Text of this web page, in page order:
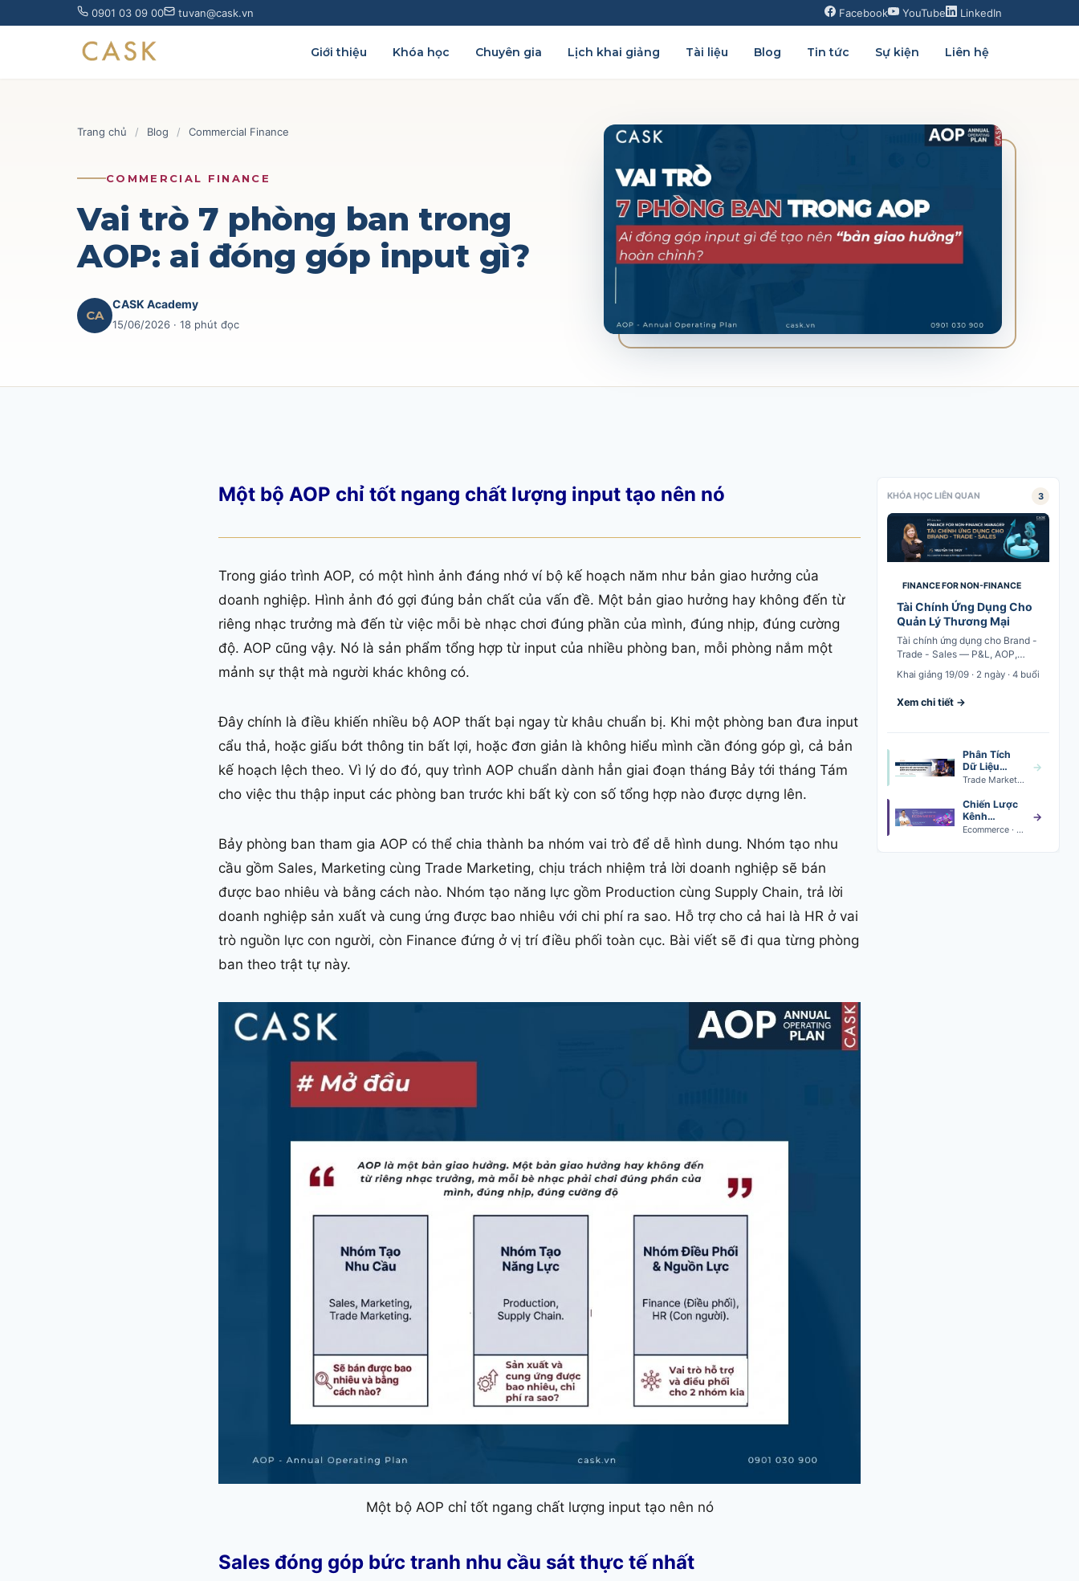
0901 03 09 00 tuvan@cask.vn Facebook YouTube LinkedIn
Giới thiệu Khóa học Chuyên gia Lịch khai giảng Tài liệu Blog Tin tức Sự kiện Liên hệ
Trang chủ / Blog / Commercial Finance
COMMERCIAL FINANCE
Vai trò 7 phòng ban trong
AOP: ai đóng góp input gì?
CA
CASK Academy
15/06/2026 · 18 phút đọc
KHÓA HỌC LIÊN QUAN 3
FINANCE FOR NON-FINANCE
Tài Chính Ứng Dụng Cho
Quản Lý Thương Mại
Tài chính ứng dụng cho Brand -
Trade - Sales — P&L, AOP,
New Product Launch Analysis
Khai giảng 19/09 · 2 ngày · 4 buổi
Xem chi tiết →
Phân Tích
Dữ Liệu
Trade
Trade Marketing Data Analytics · Khai giảng 24/08
→
Chiến Lược
Kênh
Thương MạiEcommerce · Khai giảng 24/08
→
Một bộ AOP chỉ tốt ngang chất lượng input tạo nên nó
Trong giáo trình AOP, có một hình ảnh đáng nhớ ví bộ kế hoạch năm như bản giao hưởng của
doanh nghiệp. Hình ảnh đó gợi đúng bản chất của vấn đề. Một bản giao hưởng hay không đến từ
riêng nhạc trưởng mà đến từ việc mỗi bè nhạc chơi đúng phần của mình, đúng nhịp, đúng cường
độ. AOP cũng vậy. Nó là sản phẩm tổng hợp từ input của nhiều phòng ban, mỗi phòng nắm một
mảnh sự thật mà người khác không có.
Đây chính là điều khiến nhiều bộ AOP thất bại ngay từ khâu chuẩn bị. Khi một phòng ban đưa input
cẩu thả, hoặc giấu bớt thông tin bất lợi, hoặc đơn giản là không hiểu mình cần đóng góp gì, cả bản
kế hoạch lệch theo. Vì lý do đó, quy trình AOP chuẩn dành hẳn giai đoạn tháng Bảy tới tháng Tám
cho việc thu thập input các phòng ban trước khi bất kỳ con số tổng hợp nào được dựng lên.
Bảy phòng ban tham gia AOP có thể chia thành ba nhóm vai trò để dễ hình dung. Nhóm tạo nhu
cầu gồm Sales, Marketing cùng Trade Marketing, chịu trách nhiệm trả lời doanh nghiệp sẽ bán
được bao nhiêu và bằng cách nào. Nhóm tạo năng lực gồm Production cùng Supply Chain, trả lời
doanh nghiệp sản xuất và cung ứng được bao nhiêu với chi phí ra sao. Hỗ trợ cho cả hai là HR ở vai
trò nguồn lực con người, còn Finance đứng ở vị trí điều phối toàn cục. Bài viết sẽ đi qua từng phòng
ban theo trật tự này.
Một bộ AOP chỉ tốt ngang chất lượng input tạo nên nó
Sales đóng góp bức tranh nhu cầu sát thực tế nhất